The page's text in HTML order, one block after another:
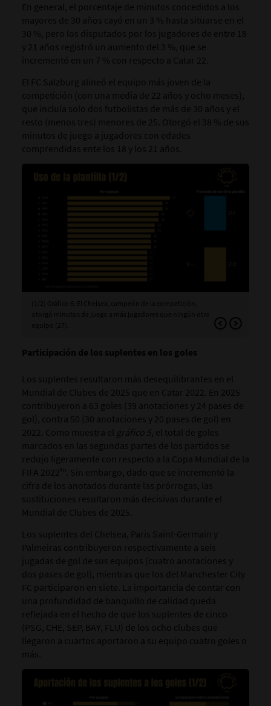
En general, el porcentaje de minutos concedidos a los
mayores de 30 años cayó en un 3 % hasta situarse en el
30 %, pero los disputados por los jugadores de entre 18
y 21 años registró un aumento del 3 %, que se
incrementó en un 7 % con respecto a Catar 22.
El FC Salzburg alineó el equipo más joven de la
competición (con una media de 22 años y ocho meses),
que incluía solo dos futbolistas de más de 30 años y el
resto (menos tres) menores de 25. Otorgó el 38 % de sus
minutos de juego a jugadores con edades
comprendidas ente los 18 y los 21 años.
Participación de los suplentes en los goles
Los suplentes resultaron más desequilibrantes en el
Mundial de Clubes de 2025 que en Catar 2022. En 2025
contribuyeron a 63 goles (39 anotaciones y 24 pases de
gol), contra 50 (30 anotaciones y 20 pases de gol) en
2022. Como muestra el gráfico 5, el total de goles
marcados en las segundas partes de los partidos se
redujo ligeramente con respecto a la Copa Mundial de la
FIFA 2022™. Sin embargo, dado que se incrementó la
cifra de los anotados durante las prórrogas, las
sustituciones resultaron más decisivas durante el
Mundial de Clubes de 2025.
Los suplentes del Chelsea, Paris Saint-Germain y
Palmeiras contribuyeron respectivamente a seis
jugadas de gol de sus equipos (cuatro anotaciones y
dos pases de gol), mientras que los del Manchester City
FC participaron en siete. La importancia de contar con
una profundidad de banquillo de calidad queda
reflejada en el hecho de que los suplentes de cinco
(PSG, CHE, SEP, BAY, FLU) de los ocho clubes que
llegaron a cuartos aportaron a su equipo cuatro goles o
más.